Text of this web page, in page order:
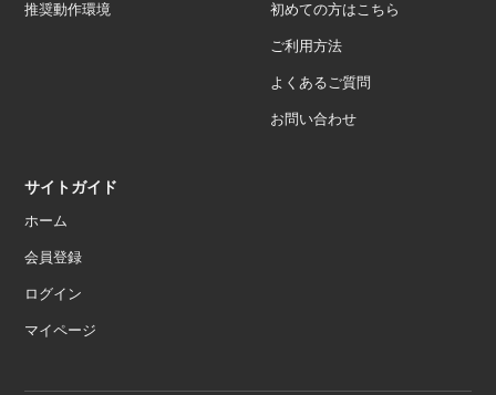
推奨動作環境 初めての方はこちら
ご利用方法
よくあるご質問
お問い合わせ
サイトガイド
ホーム
会員登録
ログイン
マイページ